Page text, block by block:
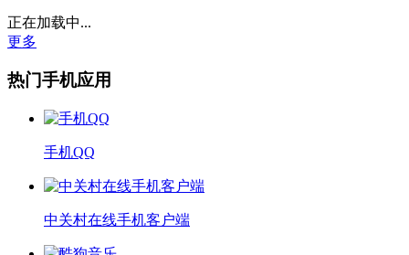
正在加载中...
更多
热门手机应用
手机QQ
中关村在线手机客户端